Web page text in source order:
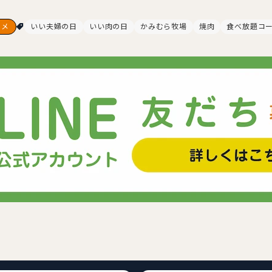
いい夫婦の日 いい肉の日 かみむら牧場 焼肉 食べ放題コ